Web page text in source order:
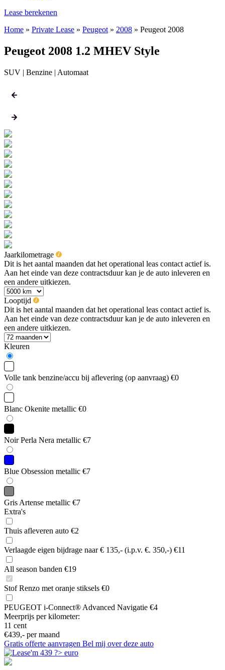
Lease berekenen
Home » Private Lease » Peugeot » 2008 » Peugeot 2008
Peugeot 2008 1.2 MHEV Style
SUV | Benzine | Automaat
Jaarkilometrage
Dit is het aantal maanden dat het operational leas contact actief is.
Aan het einde van deze contractsduur kan je de auto inleveren en
een andere uitkiezen.
Looptijd
Dit is het aantal maanden dat het operational leas contact actief is.
Aan het einde van deze contractsduur kan je de auto inleveren en
een andere uitkiezen.
Kleuren
Volle tank benzine/accu bij aflevering (op aanvraag) €0
Blanc Okenite metallic €0
Noir Perla Nera metallic €7
Blue Obsession metallic €7
Gris Artense metallic €7
Extra's
Thuis afleveren auto €2
Verlaagde eigen bijdrage naar € 135,- (i.p.v. €. 350,-) €11
All season banden €19
Stof Renzo met oranje stiksels €0
PEUGEOT i-Connect® Advanced Navigatie €4
Meerprijs per kilometer:
11 cent
€439,- per maand
Gratis offerte aanvragen Bel mij over deze auto